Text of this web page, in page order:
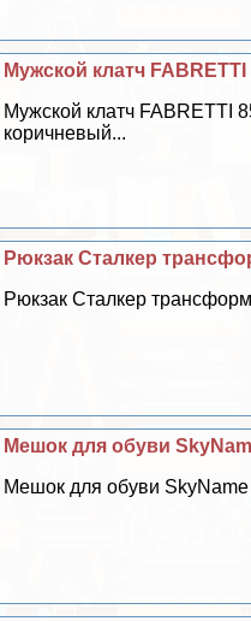
Мужской клатч
Мужской клатч FABRETTI
коричневый...
Рюкзак Сталкер
Рюкзак Сталкер
Мешок для обуви
Мешок для обуви SkyName